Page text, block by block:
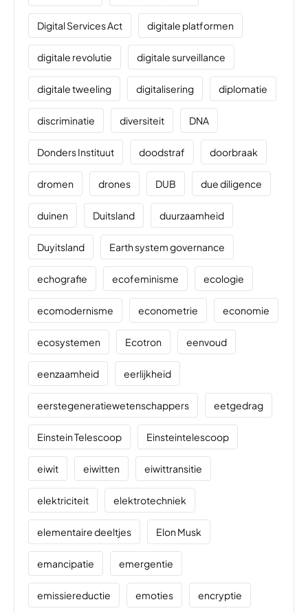
Digital Services Act digitale platformen
digitale revolutie digitale surveillance
digitale tweeling digitalisering diplomatie
discriminatie diversiteit DNA
Donders Instituut doodstraf doorbraak
dromen drones DUB due diligence
duinen Duitsland duurzaamheid
Duyitsland Earth system governance
echografie ecofeminisme ecologie
ecomodernisme econometrie economie
ecosystemen Ecotron eenvoud
eenzaamheid eerlijkheid
eerstegeneratiewetenschappers eetgedrag
Einstein Telescoop Einsteintelescoop
eiwit eiwitten eiwittransitie
elektriciteit elektrotechniek
elementaire deeltjes Elon Musk
emancipatie emergentie
emissiereductie emoties encryptie